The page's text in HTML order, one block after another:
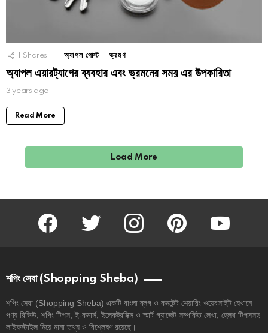
1 Shares অ্যাপল পোস্ট ভ্রমণ
অ্যাপল এয়ারট্যাগের ব্যবহার এবং ভ্রমনের সময় এর উপকারিতা
3 years ago
Read More
Load More
facebook twitter instagram pinterest youtube
শপিং সেবা (Shopping Sheba)
শপিং সেবা (Shopping Sheba) একটি বাংলা ব্লগ ও কনটেন্ট শেয়ারিং ওয়েবসাইট যেখানে
পণ্য রিভিউ, শপিং টিপস, ই-কমার্স, ইলেকট্রনিক্স ও স্মার্ট গ্যাজেট সম্পর্কিত লেখা, হেলথ টিপসসহ
লাইফস্টাইল নিয়ে নানা তথ্য ও বিশ্লেষণ রয়েছে।